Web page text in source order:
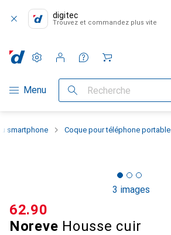
digitec
Trouvez et commandez plus vite
Navigation par catégorie
Menu Recherche
Paramètres
Compte client
Listes de comparaison
Listes d'envies
Panier
smartphone Coque pour téléphone portable
3 images
Noreve Housse cuir
CHF
62.90